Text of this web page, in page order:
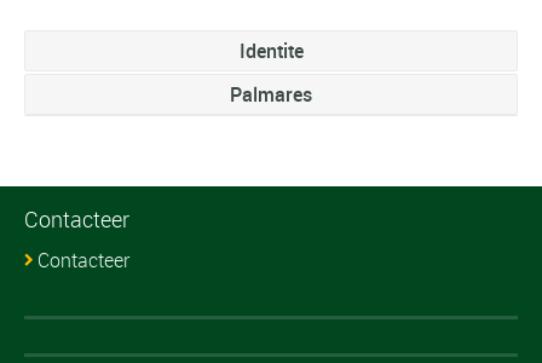
Identite
Palmares
Contacteer
Contacteer